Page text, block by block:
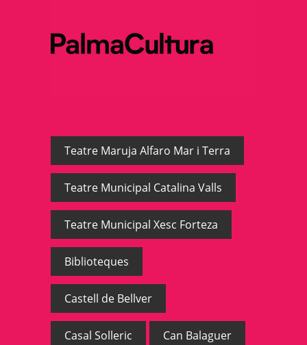
Teatre Maruja Alfaro Mar i Terra
Teatre Municipal Catalina Valls
Teatre Municipal Xesc Forteza
Biblioteques
Castell de Bellver
Casal Solleric Can Balaguer